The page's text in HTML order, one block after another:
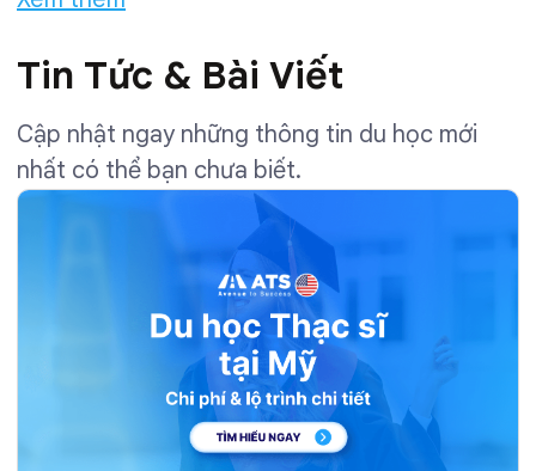
Tin Tức & Bài Viết
Cập nhật ngay những thông tin du học mới
nhất có thể bạn chưa biết.